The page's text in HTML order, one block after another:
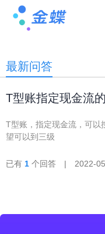
最新问答
T型账指定现金流
T型账，指定现金流，可以
望可以到三级
已有 1 个回答 | 2022-